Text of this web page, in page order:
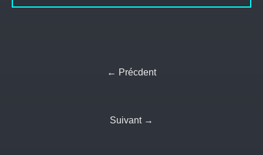
← Précdent
Suivant →